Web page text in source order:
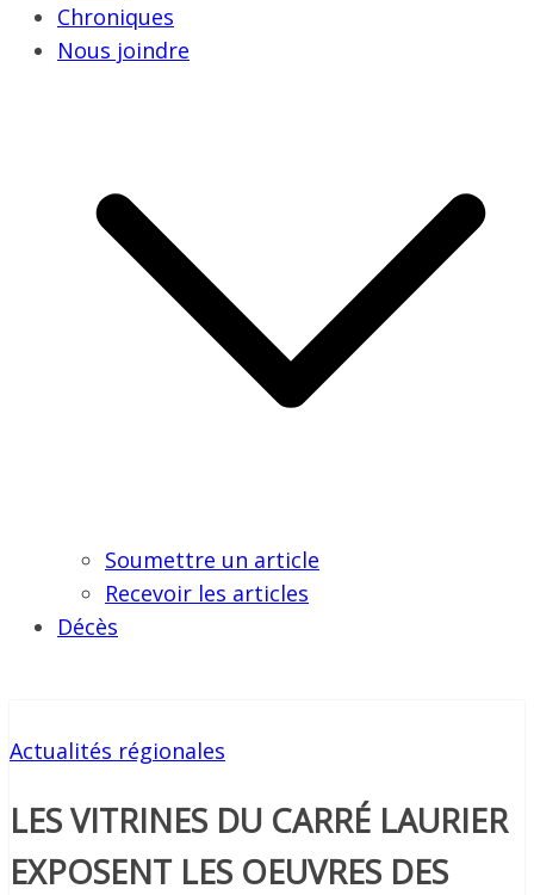
Chroniques
Nous joindre
Soumettre un article
Recevoir les articles
Décès
Actualités régionales
LES VITRINES DU CARRÉ LAURIER
EXPOSENT LES OEUVRES DES